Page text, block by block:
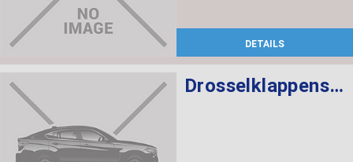
DETAILS
Drosselklappenstutzen